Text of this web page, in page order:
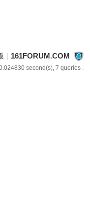
| 161FORUM.COM
second(s), 7 queries .